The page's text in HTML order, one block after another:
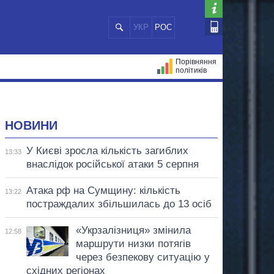
УКР РОС
Порівняння
політиків
НОВИНИ
13:33
У Києві зросла кількість загиблих
внаслідок російської атаки 5 серпня
13:22
Атака рф на Сумщину: кількість
постраждалих збільшилась до 13 осіб
12:58
«Укрзалізниця» змінила
маршрути низки потягів
через безпекову ситуацію у
східних регіонах